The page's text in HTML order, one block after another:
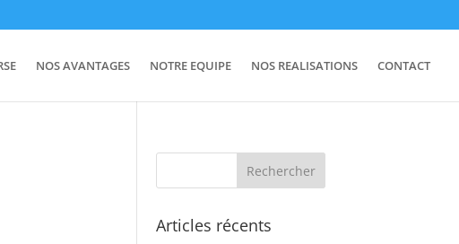
NOS AVANTAGES NOTRE EQUIPE NOS REALISATIONS CONTACT
Articles récents